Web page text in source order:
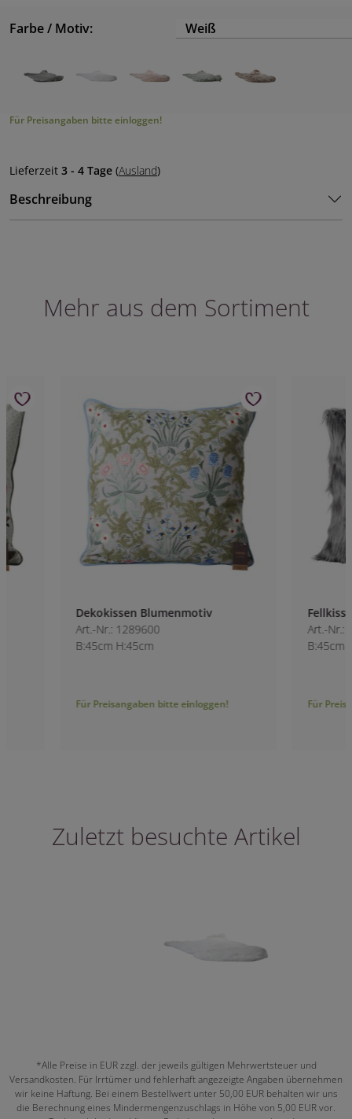
Farbe / Motiv: Weiß
Für Preisangaben bitte einloggen!
Lieferzeit 3 - 4 Tage (Ausland)
Beschreibung
Mehr aus dem Sortiment
Dekokissen Blumenmotiv
Art.-Nr.: 1289600
B:45cm H:45cm
Für Preisangaben bitte einloggen!
Fellkissen mit
Art.-Nr.: 4713000-
B:45cm H:45cm
Für Preisangaben
Zuletzt besuchte Artikel
*Alle Preise in EUR zzgl. der jeweils gültigen Mehrwertsteuer und
Versandkosten. Für Irrtümer und fehlerhaft angezeigte Angaben übernehmen
wir keine Haftung. Bei einem Bestellwert unter 50,00 EUR behalten wir uns
die Berechnung eines Mindermengenzuschlags in Höhe von 5,00 EUR vor.